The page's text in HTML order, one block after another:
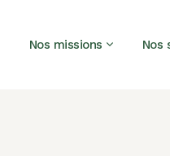
Nos missions Nos